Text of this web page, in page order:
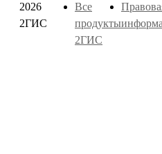
2026
2ГИС
Все
продукты
2ГИС